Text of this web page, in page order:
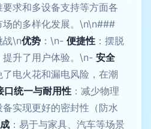
求和多设备支持等方面各
场的多样化发展。\n\n###
战\n优势 ：\n- 便捷性 ：摆脱
升了用户体验。\n- 安全
了电火花和漏电风险，在潮
口统一与耐用性 ：减少物理
实现更好的密封性（防水
：易于与家具、汽车等场景